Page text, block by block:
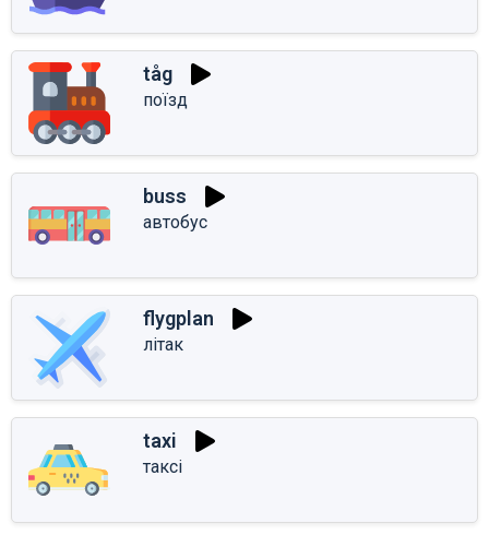
tåg
поїзд
buss
автобус
flygplan
літак
taxi
таксі